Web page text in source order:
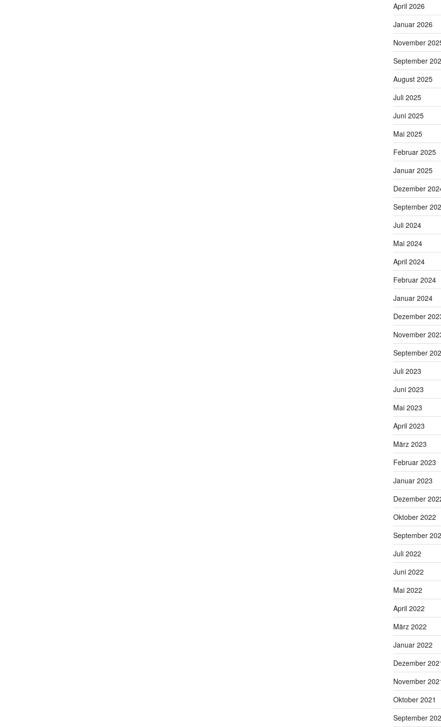
April 2026
Januar 2026
November
September
August 2025
Juli 2025
Juni 2025
Mai 2025
Februar 2025
Januar 2025
Dezember
September
Juli 2024
Mai 2024
April 2024
Februar 2024
Januar 2024
Dezember
November
September
Juli 2023
Juni 2023
Mai 2023
April 2023
März 2023
Februar 2023
Januar 2023
Dezember
Oktober 2022
September
Juli 2022
Juni 2022
Mai 2022
April 2022
März 2022
Januar 2022
Dezember
November
Oktober 2021
September